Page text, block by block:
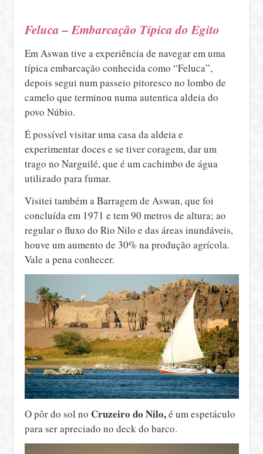
Feluca – Embarcação Típica do Egito
Em Aswan tive a experiência de navegar em uma
típica embarcação conhecida como “Feluca”,
depois segui num passeio pitoresco no lombo de
camelo que terminou numa autentica aldeia do
povo Núbio.
É possível visitar uma casa da aldeia e
experimentar doces e se tiver coragem, dar um
trago no Narguilé, que é um cachimbo de água
utilizado para fumar.
Visitei também a Barragem de Aswan, que foi
concluída em 1971 e tem 90 metros de altura; ao
regular o fluxo do Rio Nilo e das áreas inundáveis,
houve um aumento de 30% na produção agrícola.
Vale a pena conhecer.
O pôr do sol no Cruzeiro do Nilo,é um espetáculo
para ser apreciado no deck do barco.